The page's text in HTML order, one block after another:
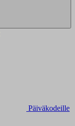
Päiväkodeille